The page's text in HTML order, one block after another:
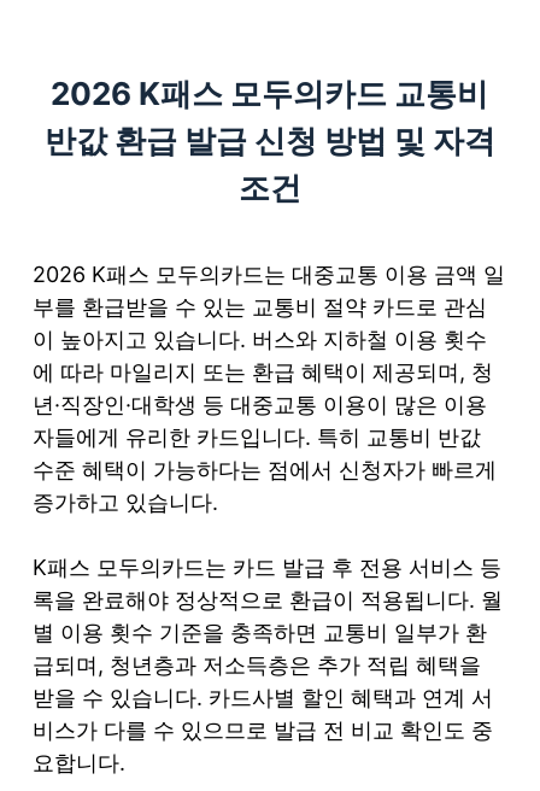
n
n
2026 K패스 모두의카드 교통비
반값 환급 발급 신청 방법 및 자격
조건
2026 K패스 모두의카드는 대중교통 이용 금액 일
부를 환급받을 수 있는 교통비 절약 카드로 관심
이 높아지고 있습니다. 버스와 지하철 이용 횟수
에 따라 마일리지 또는 환급 혜택이 제공되며, 청
년·직장인·대학생 등 대중교통 이용이 많은 이용
자들에게 유리한 카드입니다. 특히 교통비 반값
수준 혜택이 가능하다는 점에서 신청자가 빠르게
증가하고 있습니다.
K패스 모두의카드는 카드 발급 후 전용 서비스 등
록을 완료해야 정상적으로 환급이 적용됩니다. 월
별 이용 횟수 기준을 충족하면 교통비 일부가 환
급되며, 청년층과 저소득층은 추가 적립 혜택을
받을 수 있습니다. 카드사별 할인 혜택과 연계 서
비스가 다를 수 있으므로 발급 전 비교 확인도 중
요합니다.